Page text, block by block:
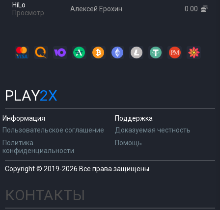
HiLo
Просмотр
Алексей Ерохин 0.00
PLAY2X
Информация
Пользовательское соглашение
Политика
конфиденциальности
Поддержка
Доказуемая честность
Помощь
Copyright © 2019-2026 Все права защищены
КОНТАКТЫ